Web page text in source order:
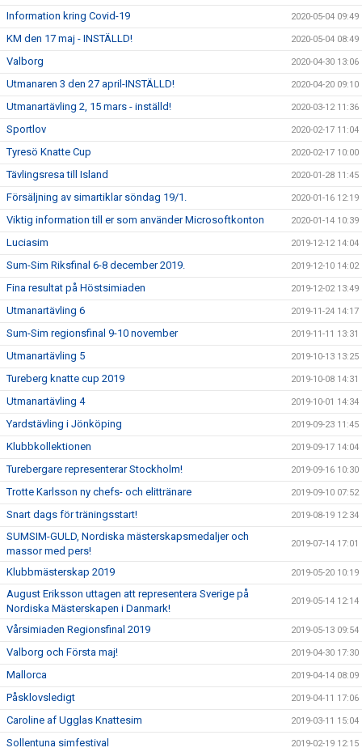
Information kring Covid-19 2020-05-04 09:49
KM den 17 maj - INSTÄLLD! 2020-05-04 08:49
Valborg 2020-04-30 13:06
Utmanaren 3 den 27 april-INSTÄLLD! 2020-04-20 09:10
Utmanartävling 2, 15 mars - inställd! 2020-03-12 11:36
Sportlov 2020-02-17 11:04
Tyresö Knatte Cup 2020-02-17 10:00
Tävlingsresa till Island 2020-01-28 11:45
Försäljning av simartiklar söndag 19/1. 2020-01-16 12:19
Viktig information till er som använder Microsoftkonton 2020-01-14 10:39
Luciasim 2019-12-12 14:04
Sum-Sim Riksfinal 6-8 december 2019. 2019-12-10 14:02
Fina resultat på Höstsimiaden 2019-12-02 13:49
Utmanartävling 6 2019-11-24 14:17
Sum-Sim regionsfinal 9-10 november 2019-11-11 13:31
Utmanartävling 5 2019-10-13 13:25
Tureberg knatte cup 2019 2019-10-08 14:31
Utmanartävling 4 2019-10-01 14:34
Yardstävling i Jönköping 2019-09-23 11:45
Klubbkollektionen 2019-09-17 14:04
Turebergare representerar Stockholm! 2019-09-16 10:30
Trotte Karlsson ny chefs- och elittränare 2019-09-10 07:52
Snart dags för träningsstart! 2019-08-19 12:34
SUMSIM-GULD, Nordiska mästerskapsmedaljer och
massor med pers!
2019-07-14 17:01
Klubbmästerskap 2019 2019-05-20 10:19
August Eriksson uttagen att representera Sverige på
Nordiska Mästerskapen i Danmark!
2019-05-14 12:14
Vårsimiaden Regionsfinal 2019 2019-05-13 09:54
Valborg och Första maj! 2019-04-30 17:30
Mallorca 2019-04-14 08:09
Påsklovsledigt 2019-04-11 17:06
Caroline af Ugglas Knattesim 2019-03-11 15:04
Sollentuna simfestival 2019-02-19 12:15